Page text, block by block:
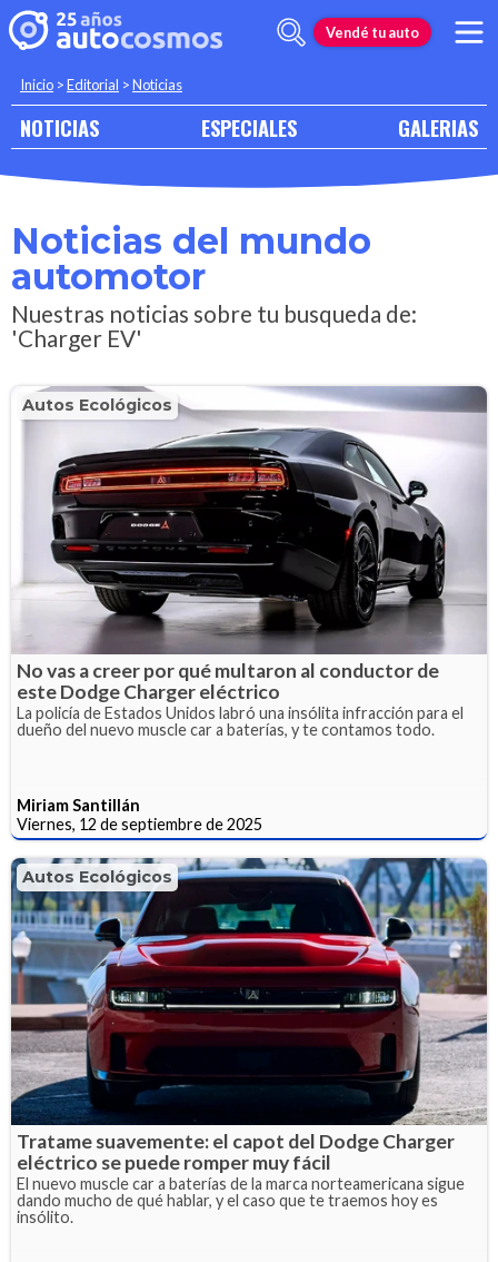
Vendé tu auto
Inicio >Editorial >Noticias
NOTICIAS ESPECIALES GALERIAS
Noticias del mundo
automotor
Nuestras noticias sobre tu busqueda de:
'Charger EV'
Autos Ecológicos
No vas a creer por qué multaron al conductor de
este Dodge Charger eléctrico
La policía de Estados Unidos labró una insólita infracción para el
dueño del nuevo muscle car a baterías, y te contamos todo.
Miriam Santillán
Viernes, 12 de septiembre de 2025
Autos Ecológicos
Tratame suavemente: el capot del Dodge Charger
eléctrico se puede romper muy fácil
El nuevo muscle car a baterías de la marca norteamericana sigue
dando mucho de qué hablar, y el caso que te traemos hoy es
insólito.